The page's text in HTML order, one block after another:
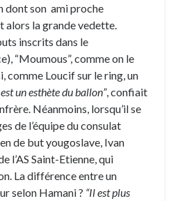
dont son ami proche
la grande vedette.
inscrits dans le
“Moumous”, comme on le
comme Loucif sur le ring, un
un esthète du ballon”, confiait
Néanmoins, lorsqu’il se
de l’équipe du consulat
de but yougoslave, Ivan
l’AS Saint-Etienne, qui
La différence entre un
selon Hamani ? “Il est plus